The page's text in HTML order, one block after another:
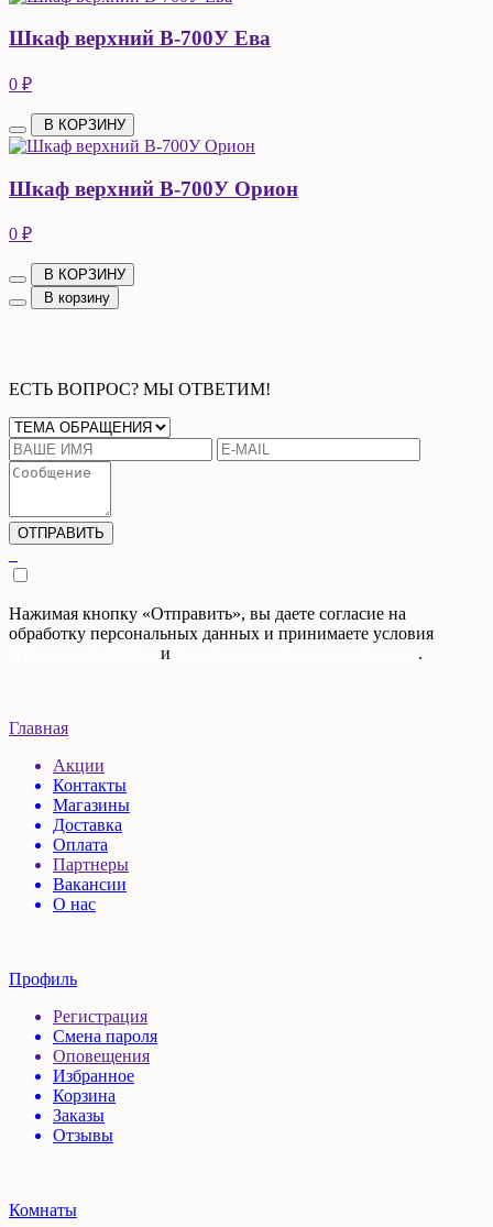
Шкаф верхний В-700У Ева
0 ₽
В КОРЗИНУ
Шкаф верхний В-700У Орион
0 ₽
В КОРЗИНУ
В корзину
ЕСТЬ ВОПРОС? МЫ ОТВЕТИМ!
Нажимая кнопку «Отправить», вы даете согласие на
обработку персональных данных и принимаете условия
и .
Главная
Акции
Контакты
Магазины
Доставка
Оплата
Партнеры
Вакансии
О нас
Профиль
Регистрация
Смена пароля
Оповещения
Избранное
Корзина
Заказы
Отзывы
Комнаты